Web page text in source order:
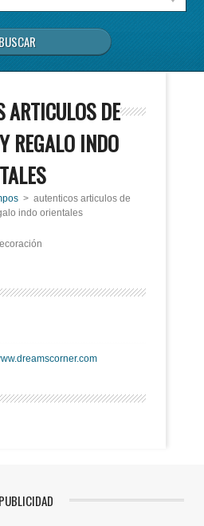
ARTICULOS DE
REGALO INDO
> autenticos articulos de
indo orientales
PUBLICIDAD